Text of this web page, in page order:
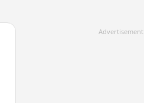
Advertisement